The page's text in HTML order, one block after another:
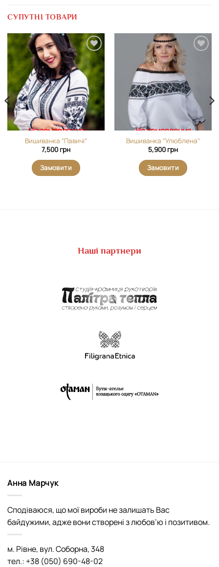
СУПУТНІ ТОВАРИ
Додати
виріб у
вибране
На замовлення
Вишиванка “Павичі”
7,500 грн
Замовити
Додати
вибране
На замовлення
Вишиванка “Улюблена”
5,900 грн
Замовити
Наші партнери
Анна Марчук
Сподіваюся, що мої вироби не залишать Вас
байдужими, адже вони створені з любов’ю і позитивом.
м. Рівне, вул. Соборна, 348
тел.: +38 (050) 690-48-02